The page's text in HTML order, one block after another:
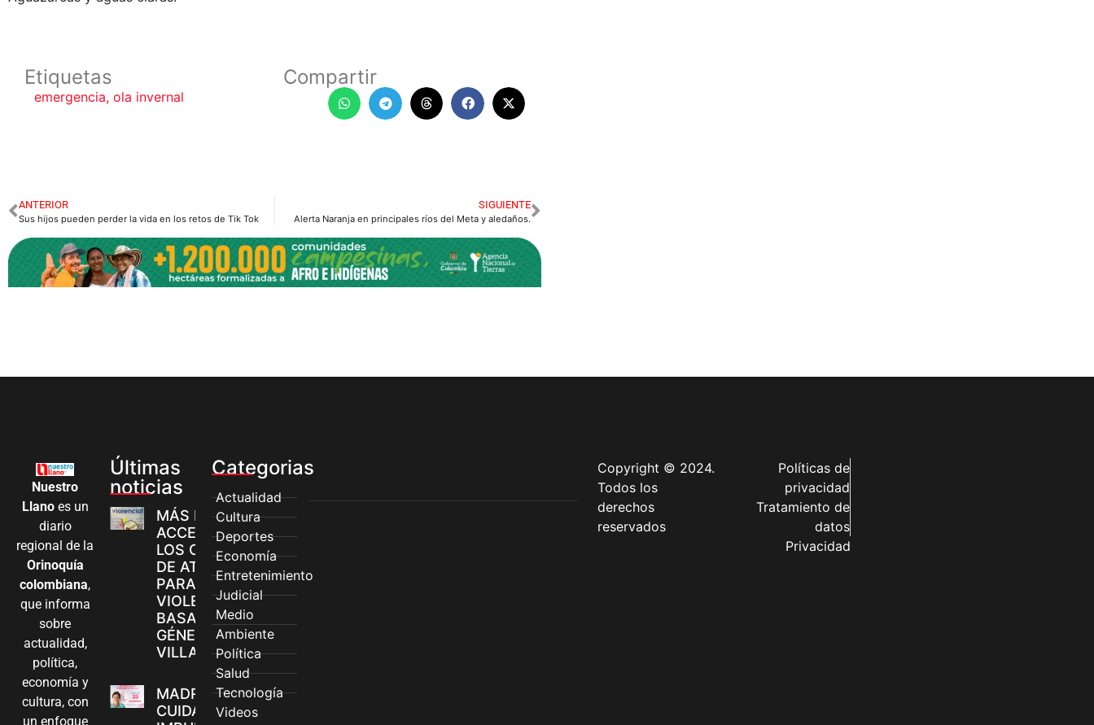
Etiquetas
emergencia, ola invernal
Compartir
ANTERIOR
Sus hijos pueden perder la vida en los retos de Tik Tok
SIGUIENTE
Alerta Naranja en principales ríos del Meta y aledaños.
Nuestro
Llanoes un
diario
regional de la
Orinoquía
colombiana,
que informa
sobre
actualidad,
política,
economía y
cultura, con
un enfoque
Últimas
noticias
MÁS MUJERES
ACCEDEN A
LOS CANALES
DE ATENCIÓN
PARA
VIOLENCIAS
BASADAS EN
GÉNERO EN
VILLAVICENCIO
MADRES
CUIDADORAS
Categorias
Actualidad
Cultura
Deportes
Economía
Entretenimiento
Judicial
Medio
Ambiente
Política
Salud
Tecnología
Videos
Copyright © 2024.
Todos los
derechos
reservados
Políticas de
privacidad
Tratamiento de
datos
Privacidad